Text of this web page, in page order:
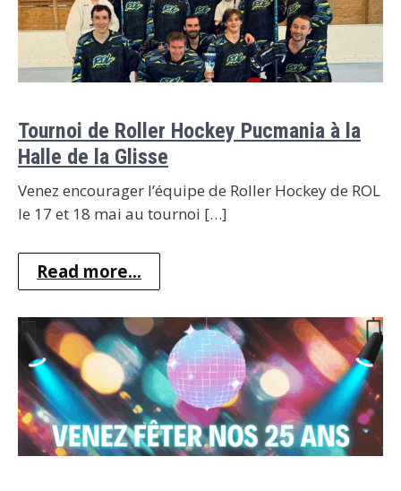
Tournoi de Roller Hockey Pucmania à la
Halle de la Glisse
Venez encourager l’équipe de Roller Hockey de ROL
le 17 et 18 mai au tournoi […]
Read more...